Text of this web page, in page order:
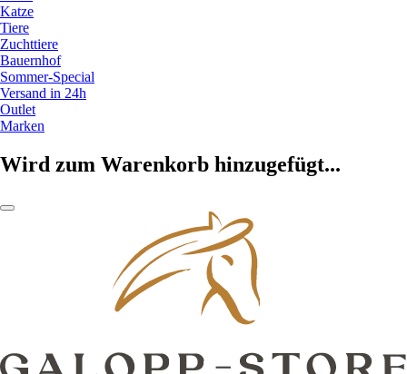
Katze
Tiere
Zuchttiere
Bauernhof
Sommer-Special
Versand in 24h
Outlet
Marken
Wird zum Warenkorb hinzugefügt...